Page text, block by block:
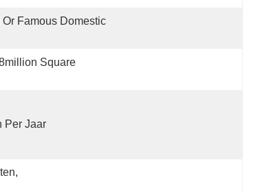
Or Famous Domestic
Square
Per Jaar
,